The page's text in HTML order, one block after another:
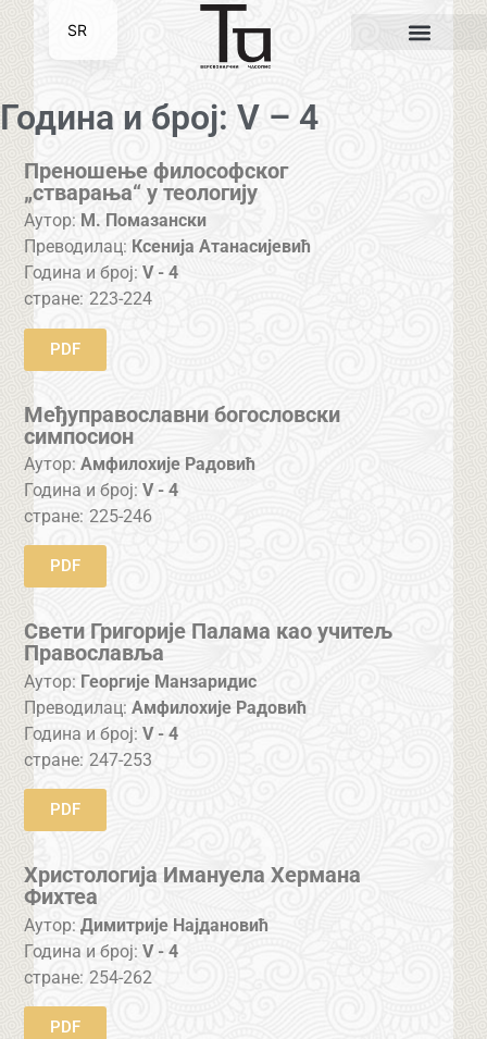
Година и број: V – 4
Преношење философског
„стварања“ у теологију
Аутор: М. Помазански
Преводилац: Ксенија Атанасијевић
Година и број:V - 4
стране: 223-224
PDF
Међуправославни богословски
симпосион
Аутор: Амфилохије Радовић
Година и број:V - 4
стране: 225-246
PDF
Свети Григорије Палама као учитељ
Православља
Аутор: Георгије Манзаридис
Преводилац: Амфилохије Радовић
Година и број:V - 4
стране: 247-253
PDF
Христологија Имануела Хермана
Фихтеа
Аутор: Димитрије Најдановић
Година и број:V - 4
стране: 254-262
PDF
SR
EN